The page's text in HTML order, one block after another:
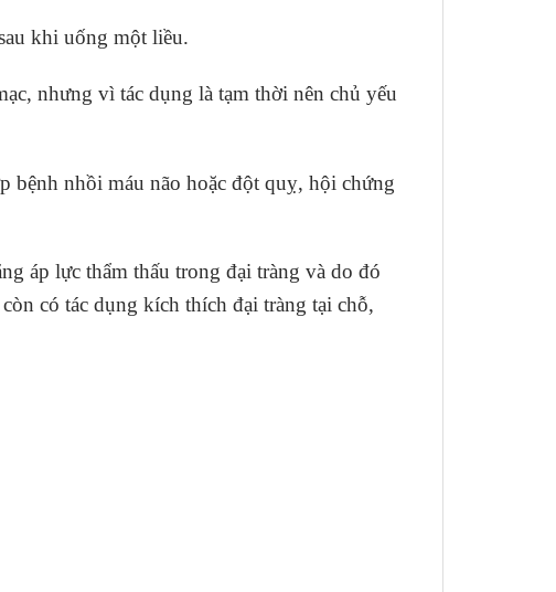
khi uống một liều.
nhưng vì tác dụng là tạm thời nên chủ yếu
bệnh nhồi máu não hoặc đột quỵ, hội chứng
áp lực thẩm thấu trong đại tràng và do đó
có tác dụng kích thích đại tràng tại chỗ,